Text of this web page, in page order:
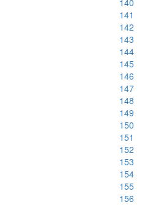
140
141
142
143
144
145
146
147
148
149
150
151
152
153
154
155
156